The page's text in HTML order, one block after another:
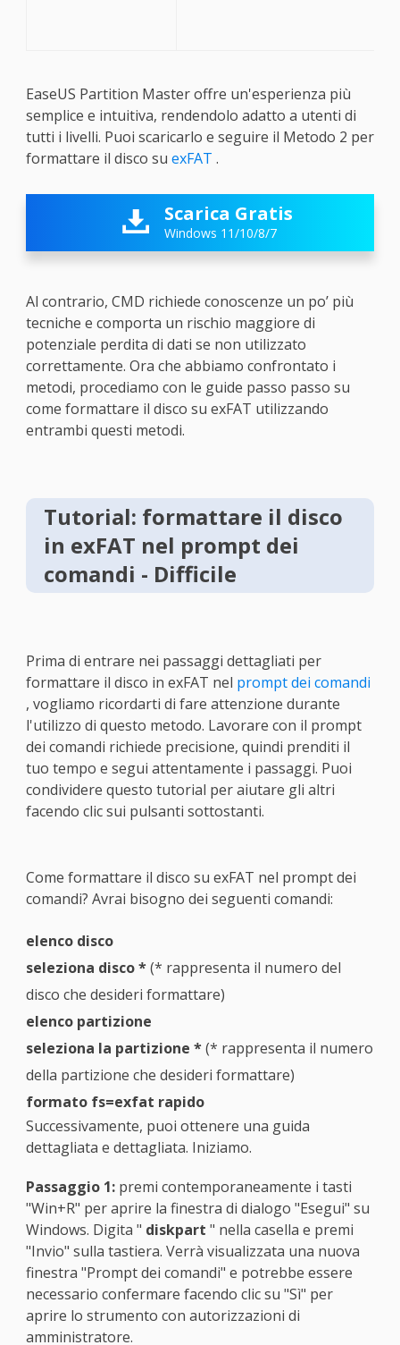
EaseUS Partition Master offre un'esperienza più
semplice e intuitiva, rendendolo adatto a utenti di
tutti i livelli. Puoi scaricarlo e seguire il Metodo 2 per
formattare il disco su exFAT .
 Scarica Gratis
Windows 11/10/8/7
Al contrario, CMD richiede conoscenze un po’ più
tecniche e comporta un rischio maggiore di
potenziale perdita di dati se non utilizzato
correttamente. Ora che abbiamo confrontato i
metodi, procediamo con le guide passo passo su
come formattare il disco su exFAT utilizzando
entrambi questi metodi.
Tutorial: formattare il disco
in exFAT nel prompt dei
comandi - Difficile
Prima di entrare nei passaggi dettagliati per
formattare il disco in exFAT nel prompt dei comandi
, vogliamo ricordarti di fare attenzione durante
l'utilizzo di questo metodo. Lavorare con il prompt
dei comandi richiede precisione, quindi prenditi il
tuo tempo e segui attentamente i passaggi. Puoi
condividere questo tutorial per aiutare gli altri
facendo clic sui pulsanti sottostanti.
Come formattare il disco su exFAT nel prompt dei
comandi? Avrai bisogno dei seguenti comandi:
elenco disco
seleziona disco *(* rappresenta il numero del
disco che desideri formattare)
elenco partizione
seleziona la partizione *(* rappresenta il numero
della partizione che desideri formattare)
formato fs=exfat rapido
Successivamente, puoi ottenere una guida
dettagliata e dettagliata. Iniziamo.
Passaggio 1:premi contemporaneamente i tasti
"Win+R" per aprire la finestra di dialogo "Esegui" su
Windows. Digita " diskpart " nella casella e premi
"Invio" sulla tastiera. Verrà visualizzata una nuova
finestra "Prompt dei comandi" e potrebbe essere
necessario confermare facendo clic su "Sì" per
aprire lo strumento con autorizzazioni di
amministratore.